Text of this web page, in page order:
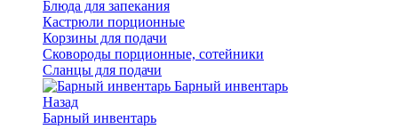
Блюда для запекания
Кастрюли порционные
Корзины для подачи
Сковороды порционные, сотейники
Сланцы для подачи
Барный инвентарь
Назад
Барный инвентарь